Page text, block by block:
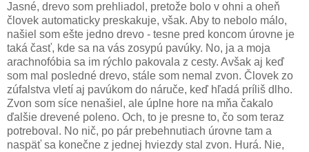
Jasné, drevo som prehliadol, pretože bolo v ohni a oheň
človek automaticky preskakuje, však. Aby to nebolo málo,
našiel som ešte jedno drevo - tesne pred koncom úrovne je
taká časť, kde sa na vás zosypú pavúky. No, ja a moja
arachnofóbia sa im rýchlo pakovala z cesty. Avšak aj keď
som mal posledné drevo, stále som nemal zvon. Človek zo
zúfalstva vletí aj pavúkom do náruče, keď hľadá príliš dlho.
Zvon som síce nenašiel, ale úplne hore na mňa čakalo
ďalšie drevené poleno. Och, to je presne to, čo som teraz
potreboval. No nič, po pár prebehnutiach úrovne tam a
naspäť sa konečne z jednej hviezdy stal zvon. Hurá. Nie,